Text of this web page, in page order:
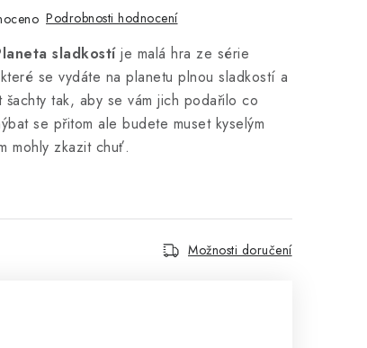
Podrobnosti hodnocení
sladkostíje malá hra ze série
se vydáte na planetu plnou sladkostí a
tak, aby se vám jich podařilo co
se přitom ale budete muset kyselým
mohly zkazit chuť.
Možnosti doručení